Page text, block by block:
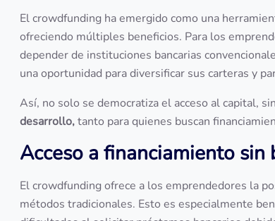
El crowdfunding ha emergido como una
ofreciendo múltiples beneficios. Para los
depender de instituciones bancarias
una oportunidad para diversificar sus carteras y
Así, no solo se democratiza el acceso al capital,
desarrollo,tanto para quienes buscan
Acceso a financiamiento sin
El crowdfunding ofrece a los emprendedores la
métodos tradicionales. Esto es especialmente